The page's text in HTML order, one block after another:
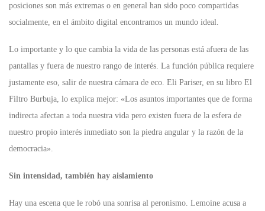
posiciones son más extremas o en general han sido poco compartidas
socialmente, en el ámbito digital encontramos un mundo ideal.
Lo importante y lo que cambia la vida de las personas está afuera de las
pantallas y fuera de nuestro rango de interés. La función pública requiere
justamente eso, salir de nuestra cámara de eco. Eli Pariser, en su libro El
Filtro Burbuja, lo explica mejor: «Los asuntos importantes que de forma
indirecta afectan a toda nuestra vida pero existen fuera de la esfera de
nuestro propio interés inmediato son la piedra angular y la razón de la
democracia».
Sin intensidad, también hay aislamiento
Hay una escena que le robó una sonrisa al peronismo. Lemoine acusa a